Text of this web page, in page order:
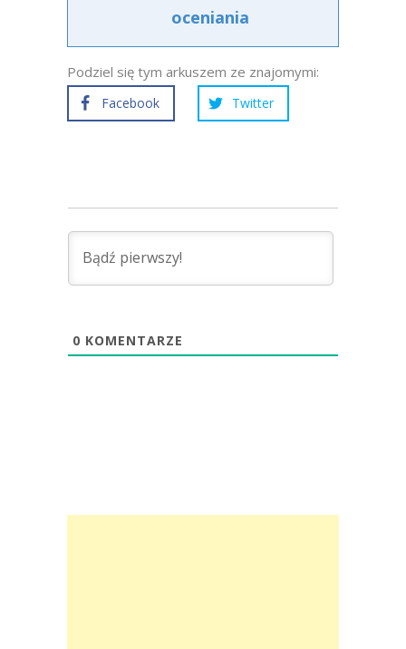
oceniania
Podziel się tym arkuszem ze znajomymi:
Facebook Twitter
0 KOMENTARZE